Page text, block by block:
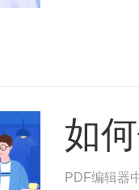
如
PDF编辑器